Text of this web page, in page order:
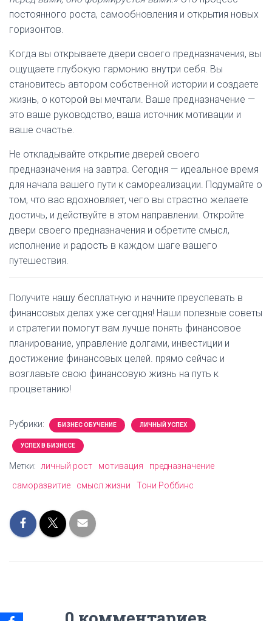
постоянного роста, самообновления и открытия новых
горизонтов.
Когда вы открываете двери своего предназначения, вы
ощущаете глубокую гармонию внутри себя. Вы
становитесь автором собственной истории и создаете
жизнь, о которой вы мечтали. Ваше предназначение —
это ваше руководство, ваша источник мотивации и
ваше счастье.
Не откладывайте открытие дверей своего
предназначения на завтра. Сегодня — идеальное время
для начала вашего пути к самореализации. Подумайте о
том, что вас вдохновляет, чего вы страстно желаете
достичь, и действуйте в этом направлении. Откройте
двери своего предназначения и обретите смысл,
исполнение и радость в каждом шаге вашего
путешествия.
Получите нашу бесплатную и начните преуспевать в
финансовых делах уже сегодня! Наши полезные советы
и стратегии помогут вам лучше понять финансовое
планирование, управление долгами, инвестиции и
достижение финансовых целей. прямо сейчас и
возглавьте свою финансовую жизнь на путь к
процветанию!
Рубрики: БИЗНЕС ОБУЧЕНИЕ ЛИЧНЫЙ УСПЕХ
УСПЕХ В БИЗНЕСЕ
Метки: личный рост мотивация
предназначение
саморазвитие
смысл жизни Тони Роббинс